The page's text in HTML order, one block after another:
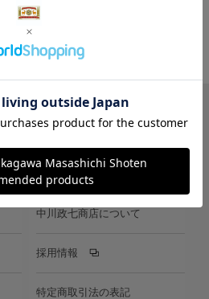
X Facebook メールマガジン
中川政七商店について
採用情報
特定商取引法の表記